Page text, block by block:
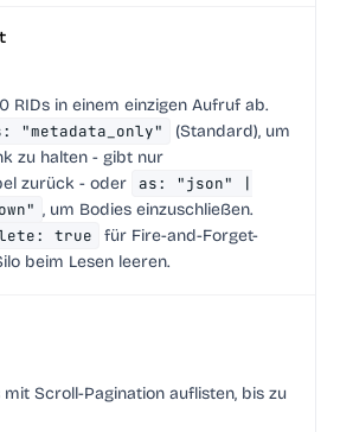
RIDs in einem einzigen Aufruf ab.
"metadata_only"
(Standard), um
zu halten - gibt nur
zurück - oder as: "json" |
, um Bodies einzuschließen.
true
für Fire-and-Forget-
beim Lesen leeren.
Scroll-Pagination auflisten, bis zu